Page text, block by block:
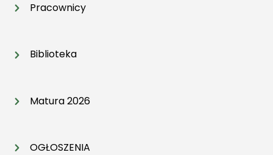
Pracownicy
Biblioteka
Matura 2026
OGŁOSZENIA